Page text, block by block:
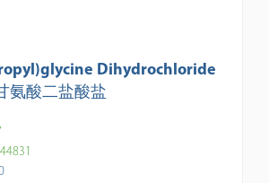
Dihydrochloride
氨酸二盐酸盐